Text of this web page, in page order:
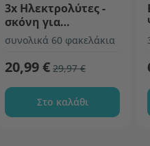
3x Ηλεκτρολύτες -
σκόνη για
παρασκευή πόσιμου
διαλύματος
συνολικά 60 φακελάκια
20,99 € 29,97 €
Στο καλάθι